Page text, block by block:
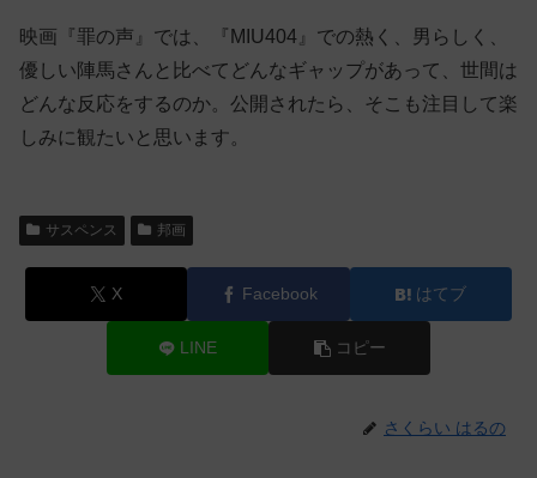
映画『罪の声』では、『MIU404』での熱く、男らしく、
優しい陣馬さんと比べてどんなギャップがあって、世間は
どんな反応をするのか。公開されたら、そこも注目して楽
しみに観たいと思います。
サスペンス 邦画
X Facebook はてブ
LINE コピー
さくらい はるの